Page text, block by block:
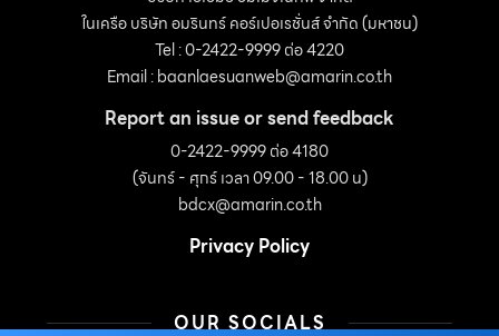
ในเครือ บริษัท อมรินทร์ คอร์เปอเรชั่นส์ จำกัด (มหาชน)
Tel : 0-2422-9999 ต่อ 4220
Email :baanlaesuanweb@amarin.co.th
Report an issue or send feedback
0-2422-9999 ต่อ 4180
(จันทร์ - ศุกร์ เวลา 09.00 - 18.00 น)
bdcx@amarin.co.th
Privacy Policy
OUR SOCIALS